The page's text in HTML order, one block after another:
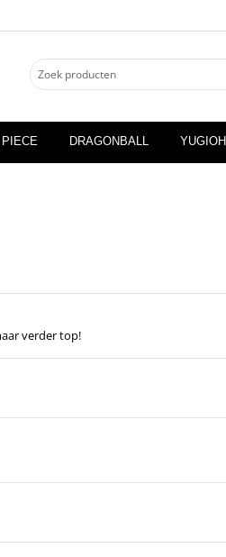
DRAGONBALL YUGIOH
verder top!